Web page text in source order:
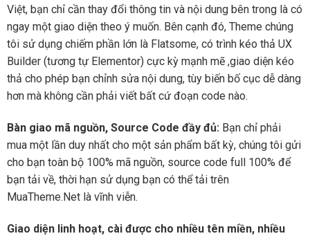
Việt, bạn chỉ cần thay đổi thông tin và nội dung bên trong là có
ngay một giao diện theo ý muốn. Bên cạnh đó, Theme chúng
tôi sử dụng chiếm phần lớn là Flatsome, có trình kéo thả UX
Builder (tương tự Elementor) cực kỳ mạnh mẽ ,giao diện kéo
thả cho phép bạn chỉnh sửa nội dung, tùy biến bố cục dễ dàng
hơn mà không cần phải viết bất cứ đoạn code nào.
Bàn giao mã nguồn, Source Code đầy đủ: Bạn chỉ phải
mua một lần duy nhất cho một sản phẩm bất kỳ, chúng tôi gửi
cho bạn toàn bộ 100% mã nguồn, source code full 100% để
bạn tải về, thời hạn sử dụng bạn có thể tải trên
MuaTheme.Net là vĩnh viễn.
Giao diện linh hoạt, cài được cho nhiều tên miền, nhiều